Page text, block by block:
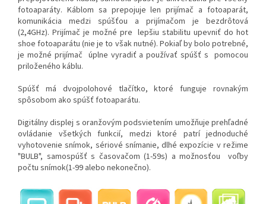
fotoaparáty. Káblom sa prepojuje len prijímač a fotoaparát,
komunikácia medzi spúšťou a prijímačom je bezdrôtová
(2,4GHz). Prijímač je možné pre lepšiu stabilitu upevniť do hot
shoe fotoaparátu (nie je to však nutné). Pokiaľ by bolo potrebné,
je možné prijímač úplne vyradiť a používať spúšť s pomocou
priloženého káblu.
Spúšť má dvojpolohové tlačítko, ktoré funguje rovnakým
spôsobom ako spúšť fotoaparátu.
Digitálny displej s oranžovým podsvietením umožňuje prehľadné
ovládanie všetkých funkcií, medzi ktoré patrí jednoduché
vyhotovenie snímok, sériové snímanie, dlhé expozície v režime
"BULB", samospúšť s časovačom (1-59s) a možnosťou voľby
počtu snímok(1-99 alebo nekonečno).